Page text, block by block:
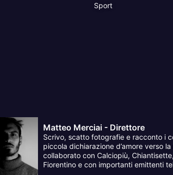
Sport
Matteo Merciai - Direttore
Scrivo, scatto fotografie e racconto i
piccola dichiarazione d’amore verso
collaborato con Calciopiù,
Fiorentino e con importanti emittenti